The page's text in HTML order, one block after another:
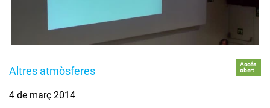
Altres atmòsferes
Accés
obert
4 de març 2014